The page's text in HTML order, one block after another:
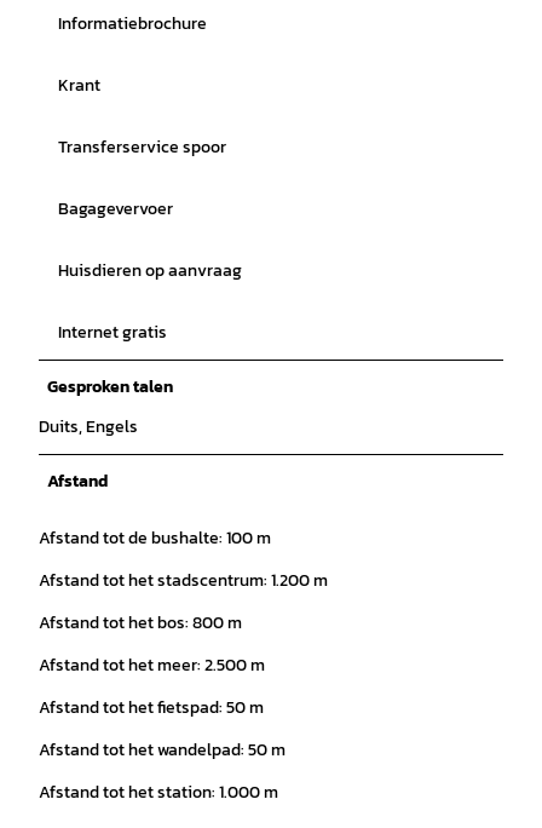
Informatiebrochure
Krant
Transferservice spoor
Bagagevervoer
Huisdieren op aanvraag
Internet gratis
Gesproken talen
Duits, Engels
Afstand
Afstand tot de bushalte: 100 m
Afstand tot het stadscentrum: 1.200 m
Afstand tot het bos: 800 m
Afstand tot het meer: 2.500 m
Afstand tot het fietspad: 50 m
Afstand tot het wandelpad: 50 m
Afstand tot het station: 1.000 m